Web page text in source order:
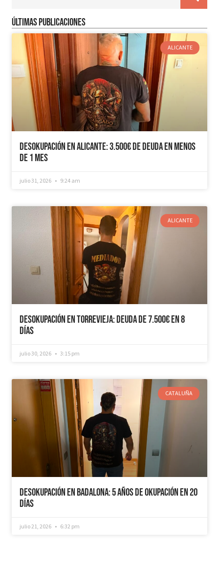
Últimas publicaciones
ALICANTE
Desokupación en Alicante: 3.500€ de Deuda en Menos
de 1 mes
julio 31, 2026 9:24 am
ALICANTE
Desokupación en Torrevieja: Deuda de 7.500€ en 8
días
julio 30, 2026 3:15 pm
CATALUÑA
Desokupación en Badalona: 5 años de Okupación en 20
días
julio 21, 2026 6:32 pm